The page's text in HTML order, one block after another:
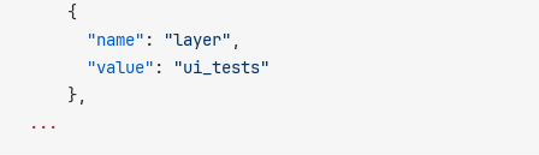
    {
      "name"
: "layer" ,
      "value"
:
"ui_tests"
    },
...